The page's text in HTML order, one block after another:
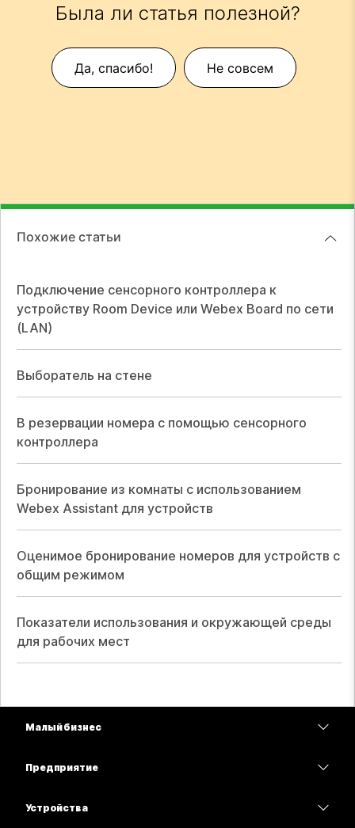
Была ли статья полезной?
Да, спасибо! Не совсем
Похожие статьи
Подключение сенсорного контроллера к
устройству Room Device или Webex Board по сети
(LAN)
Выборатель на стене
В резервации номера с помощью сенсорного
контроллера
Бронирование из комнаты с использованием
Webex Assistant для устройств
Оценимое бронирование номеров для устройств с
общим режимом
Показатели использования и окружающей среды
для рабочих мест
Малый бизнес
Предприятие
Устройства